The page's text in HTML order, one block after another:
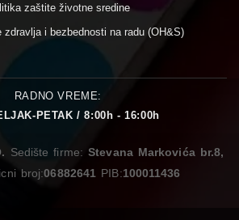
zaštite životne sredine
zdravlja i bezbednosti na radu (OH&S)
RADNO VREME:
PETAK / 8:00h - 16:00h
Sedište firme: Stevana Markovića br.8,
broj:06882641 PIB:100011436